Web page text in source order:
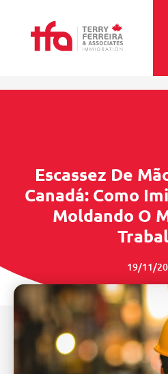
Escassez De
Canadá: Como
Moldando O
19/11/